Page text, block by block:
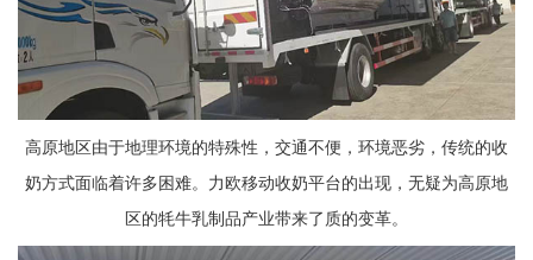
高原地区由于地理环境的特殊性，交通不便，环境恶劣，传统的收
奶方式面临着许多困难。力欧移动收奶平台的出现，无疑为高原地
区的牦牛乳制品产业带来了质的变革。